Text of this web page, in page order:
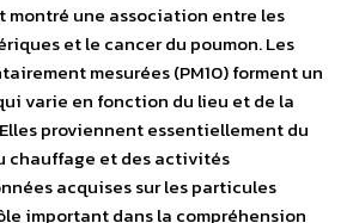
montré une association entre les
et le cancer du poumon. Les
mesurées (PM10) forment un
varie en fonction du lieu et de la
proviennent essentiellement du
chauffage et des activités
acquises sur les particules
important dans la compréhension